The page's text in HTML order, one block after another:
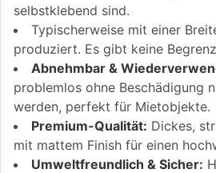
selbstklebend sind.
Typischerweise mit einer
produziert. Es gibt keine
Abnehmbar &
problemlos ohne Beschädigung
werden, perfekt für Mietobjekte.
Premium-Qualität: Dickes,
mit mattem Finish für einen
Umweltfreundlich & Sicher: